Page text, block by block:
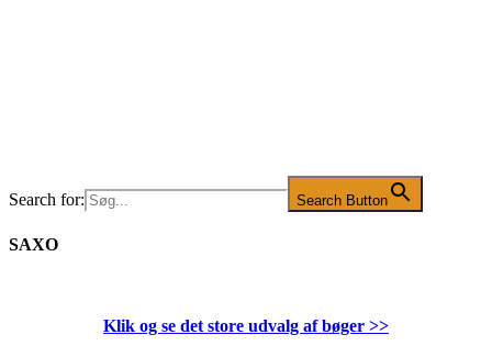
Search for: Search Button
SAXO
Klik og se det store udvalg af bøger >>